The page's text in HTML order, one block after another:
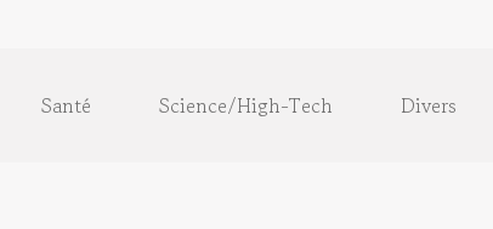
Santé Science/High-Tech Divers